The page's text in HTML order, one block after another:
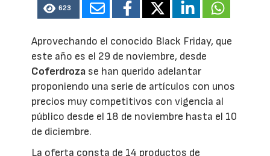
623
Aprovechando el conocido Black Friday, que
este año es el 29 de noviembre, desde
Coferdroza se han querido adelantar
proponiendo una serie de artículos con unos
precios muy competitivos con vigencia al
público desde el 18 de noviembre hasta el 10
de diciembre.
La oferta consta de 14 productos de